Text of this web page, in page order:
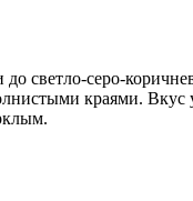
до светло-серо-
краями.